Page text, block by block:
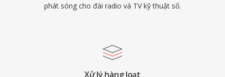
phát sóng cho đài radio và TV kỹ thuật số.
Xử lý hàng loạt